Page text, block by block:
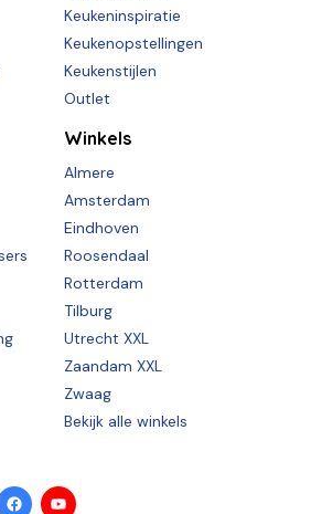
Keukeninspiratie
Keukenopstellingen
Keukenstijlen
Outlet
Winkels
Almere
Amsterdam
Eindhoven
Roosendaal
Rotterdam
Tilburg
Utrecht XXL
Zaandam XXL
Zwaag
Bekijk alle winkels